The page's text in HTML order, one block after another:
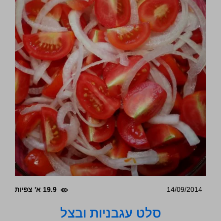
14/09/2014 19.9 א' צפיות
סלט עגבניות ובצל